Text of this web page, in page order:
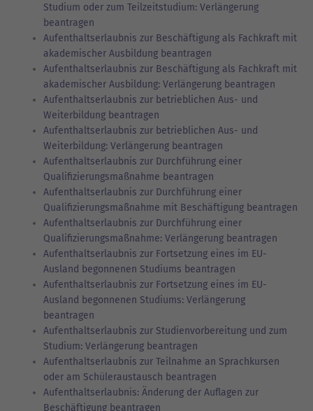
Studium oder zum Teilzeitstudium: Verlängerung
beantragen
Aufenthaltserlaubnis zur Beschäftigung als Fachkraft mit
akademischer Ausbildung beantragen
Aufenthaltserlaubnis zur Beschäftigung als Fachkraft mit
akademischer Ausbildung: Verlängerung beantragen
Aufenthaltserlaubnis zur betrieblichen Aus- und
Weiterbildung beantragen
Aufenthaltserlaubnis zur betrieblichen Aus- und
Weiterbildung: Verlängerung beantragen
Aufenthaltserlaubnis zur Durchführung einer
Qualifizierungsmaßnahme beantragen
Aufenthaltserlaubnis zur Durchführung einer
Qualifizierungsmaßnahme mit Beschäftigung beantragen
Aufenthaltserlaubnis zur Durchführung einer
Qualifizierungsmaßnahme: Verlängerung beantragen
Aufenthaltserlaubnis zur Fortsetzung eines im EU-
Ausland begonnenen Studiums beantragen
Aufenthaltserlaubnis zur Fortsetzung eines im EU-
Ausland begonnenen Studiums: Verlängerung
beantragen
Aufenthaltserlaubnis zur Studienvorbereitung und zum
Studium: Verlängerung beantragen
Aufenthaltserlaubnis zur Teilnahme an Sprachkursen
oder am Schüleraustausch beantragen
Aufenthaltserlaubnis: Änderung der Auflagen zur
Beschäftigung beantragen